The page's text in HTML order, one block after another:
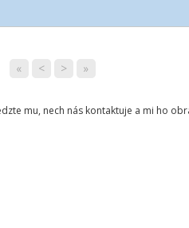
« < > »
mu, nech nás kontaktuje a mi ho